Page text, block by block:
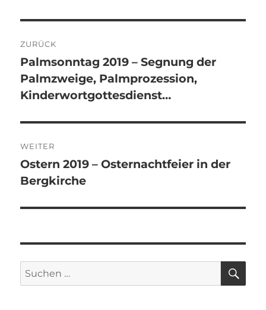
ZURÜCK
Vorheriger
Beitrag:
Palmsonntag 2019 – Segnung der
Palmzweige, Palmprozession,
Kinderwortgottesdienst…
WEITER
Nächster
Beitrag:
Ostern 2019 – Osternachtfeier in der
Bergkirche
Suchen
nach: